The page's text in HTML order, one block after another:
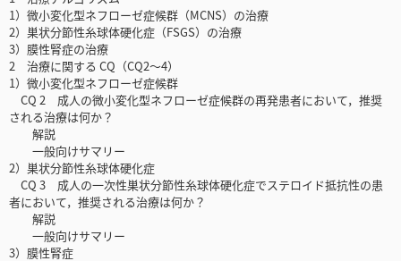
1）微小変化型ネフローゼ症候群（MCNS）の治療
2）巣状分節性糸球体硬化症（FSGS）の治療
3）膜性腎症の治療
2 治療に関する CQ（CQ2～4）
1）微小変化型ネフローゼ症候群
CQ 2 成人の微小変化型ネフローゼ症候群の再発患者において，推奨
される治療は何か？
解説
一般向けサマリー
2）巣状分節性糸球体硬化症
CQ 3 成人の一次性巣状分節性糸球体硬化症でステロイド抵抗性の患
者において，推奨される治療は何か？
解説
一般向けサマリー
3）膜性腎症